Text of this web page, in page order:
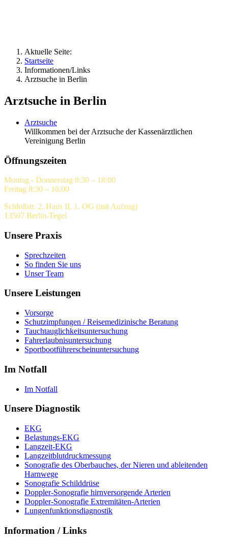
Aktuelle Seite:
Startseite
Informationen/Links
Arztsuche in Berlin
Arztsuche in Berlin
Arztsuche
Willkommen bei der Arztsuche der Kassenärztlichen
Vereinigung Berlin
Öffnungszeiten
Montag - Donnerstag 8:30 – 18:00
Freitag 8:30 – 16:00
Schloßstr. 2, Haus II, 1. OG (mit Aufzug)
13507 Berlin-Tegel
Unsere Praxis
Sprechzeiten
So finden Sie uns
Unser Team
Unsere Leistungen
Vorsorge
Schutzimpfungen / Reisemedizinische Beratung
Tauchtauglichkeitsuntersuchung
Fahrerlaubnisuntersuchung
Sportbootführerscheinuntersuchung
Im Notfall
Im Notfall
Unsere Diagnostik
EKG
Belastungs-EKG
Langzeit-EKG
Langzeitblutdruckmessung
Sonografie des Oberbauches, der Nieren und ableitenden
Harnwege
Sonografie Schilddrüse
Doppler-Sonografie hirnversorgende Arterien
Doppler-Sonografie Extremitäten-Arterien
Lungenfunktionsdiagnostik
Information / Links